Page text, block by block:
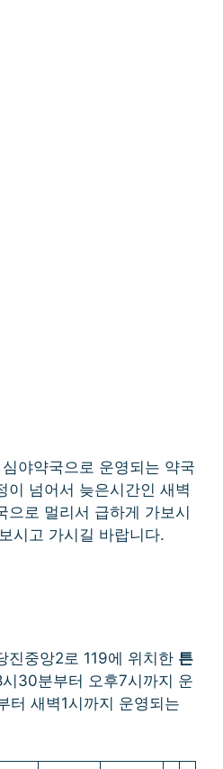
야약국으로 운영되는 약국
이 넘어서 늦은시간인 새벽
으로 멀리서 급하게 가보시
시고 가시길 바랍니다.
진중앙2로 119에 위치한 튼
30분부터 오후7시까지 운
터 새벽1시까지 운영되는